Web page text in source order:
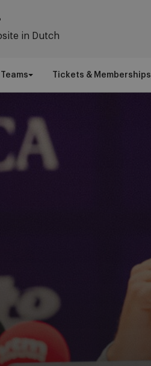
in Dutch
Teams Tickets & Memberships